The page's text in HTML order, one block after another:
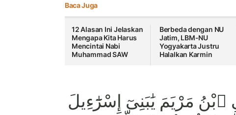
Baca Juga
12 Alasan Ini Jelaskan
Mengapa Kita Harus
Mencintai Nabi
Muhammad SAW
Berbeda dengan NU
Jatim, LBM-NU
Yogyakarta Justru
Halalkan Karmin
ٱبْنُ مَرْيَمَ يَٰبَنِىٓ إِسْرَٰٓءِيلَ